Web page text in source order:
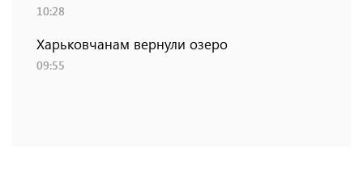
10:28
Харьковчанам вернули озеро
09:55